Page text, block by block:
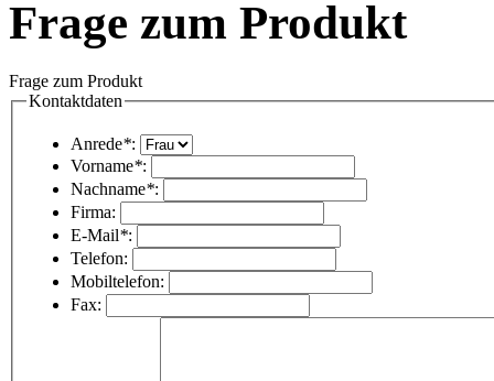
Frage zum Produkt
Frage zum Produkt
Kontaktdaten
Anrede*:
Vorname*:
Nachname*:
Firma:
E-Mail*:
Telefon:
Mobiltelefon:
Fax: